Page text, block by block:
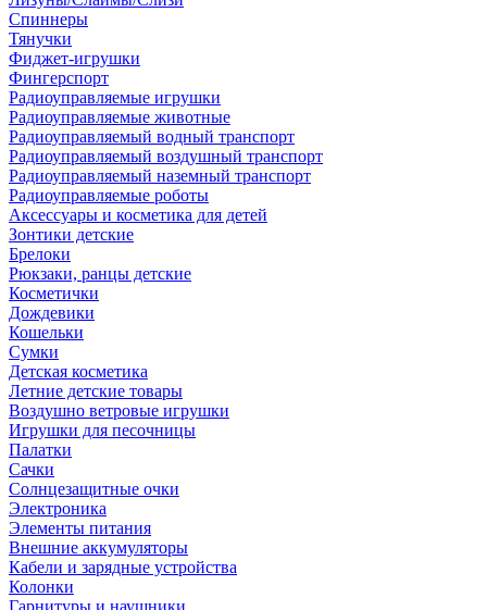
Спиннеры
Тянучки
Фиджет-игрушки
Фингерспорт
Радиоуправляемые игрушки
Радиоуправляемые животные
Радиоуправляемый водный транспорт
Радиоуправляемый воздушный транспорт
Радиоуправляемый наземный транспорт
Радиоуправляемые роботы
Аксессуары и косметика для детей
Зонтики детские
Брелоки
Рюкзаки, ранцы детские
Косметички
Дождевики
Кошельки
Сумки
Детская косметика
Летние детские товары
Воздушно ветровые игрушки
Игрушки для песочницы
Палатки
Сачки
Солнцезащитные очки
Электроника
Элементы питания
Внешние аккумуляторы
Кабели и зарядные устройства
Колонки
Гарнитуры и наушники